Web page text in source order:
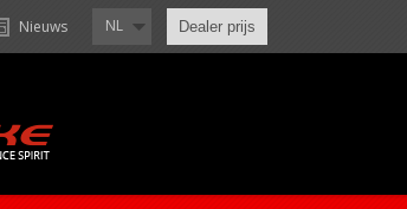
Nieuws NL Dealer prijs